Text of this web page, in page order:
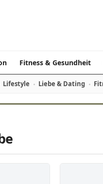
Fitness & Gesundheit
Lifestyle Liebe & Dating